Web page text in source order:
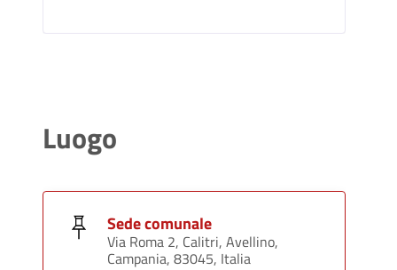
Luogo
Sede comunale
Via Roma 2, Calitri, Avellino,
Campania, 83045, Italia